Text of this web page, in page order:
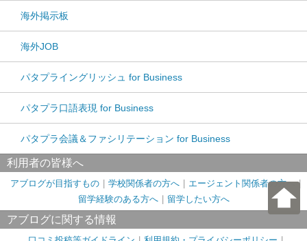
海外掲示板
海外JOB
パタプライングリッシュ for Business
パタプラ口語表現 for Business
パタプラ会議＆ファシリテーション for Business
利用者の皆様へ
アブログが目指すもの 学校関係者の方へ
エージェント関係者の方へ
留学経験のある方へ
留学したい方へ
アブログに関する情報